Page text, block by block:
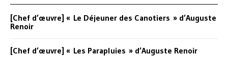
[Chef d’œuvre] « Le Déjeuner des Canotiers » d’Auguste
Renoir
[Chef d’œuvre] « Les Parapluies » d’Auguste Renoir